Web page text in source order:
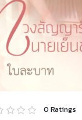
0 Ratings